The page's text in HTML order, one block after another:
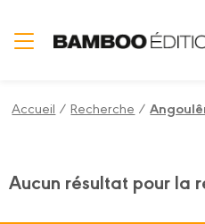
Accueil /Recherche /
Aucun résultat pour la